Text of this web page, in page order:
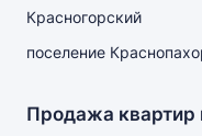
Красногорский
поселение
Продажа квартир